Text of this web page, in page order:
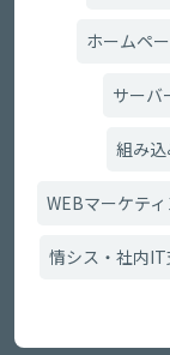
ホームペ
サーバ
組み
WEBマーケテ
情シス・社内IT